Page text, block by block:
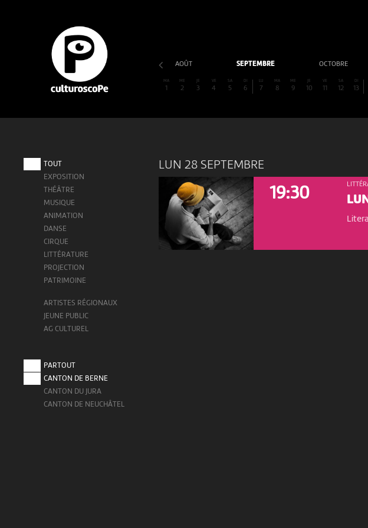
AOÛT SEPTEMBRE OCTOBRE
MA
1
ME
2
JE
3
VE
4
SA
5
DI
6
LU
7
MA
8
ME
9
JE
10
VE
11
SA
12
DI
13
TOUT
EXPOSITION
THÉÂTRE
MUSIQUE
ANIMATION
DANSE
CIRQUE
LITTÉRATURE
PROJECTION
PATRIMOINE
ARTISTES RÉGIONAUX
JEUNE PUBLIC
AG CULTUREL
PARTOUT
CANTON DE BERNE
CANTON DU JURA
CANTON DE NEUCHÂTEL
LUN 28 SEPTEMBRE
19:30